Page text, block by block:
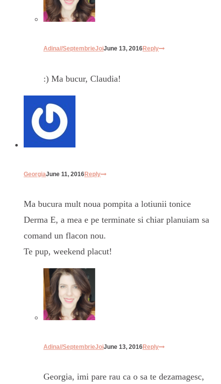
Adina//SeptembrieJoiJune 13, 2016Reply
:) Ma bucur, Claudia!
GeorgiaJune 11, 2016Reply
Ma bucura mult noua pompita a lotiunii tonice
Derma E, a mea e pe terminate si chiar planuiam sa
comand un flacon nou.
Te pup, weekend placut!
Adina//SeptembrieJoiJune 13, 2016Reply
Georgia, imi pare rau ca o sa te dezamagesc,